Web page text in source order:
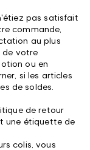
pas satisfait
commande,
au plus
de votre
ou en
si les articles
de soldes.
de retour
une étiquette de
colis, vous